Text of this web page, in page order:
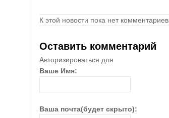
К этой новости пока нет комментариев.
Оставить комментарий
Авторизироваться для
Ваше Имя:
Ваша почта(будет скрыто):